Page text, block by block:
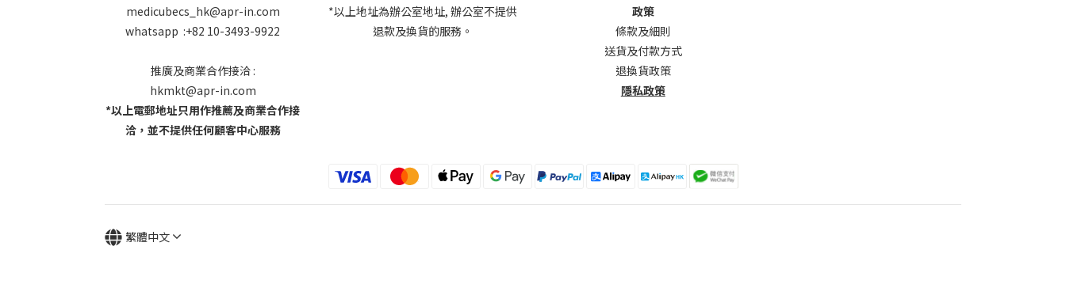
medicubecs_hk@apr-in.com
whatsapp :+82 10-3493-9922
推廣及商業合作接洽 :
hkmkt@apr-in.com
*以上電郵地址只用作推薦及商業合作接
洽，並不提供任何顧客中心服務
*以上地址為辦公室地址, 辦公室不提供
退款及換貨的服務。
政策
條款及細則
送貨及付款方式
退換貨政策
隱私政策
繁體中文